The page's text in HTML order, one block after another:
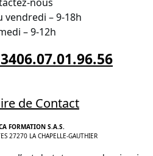
vendredi – 9-18h
– 9-12h
06.07.01.96.56
de Contact
FORMATION S.A.S.
27270 LA CHAPELLE-GAUTHIER